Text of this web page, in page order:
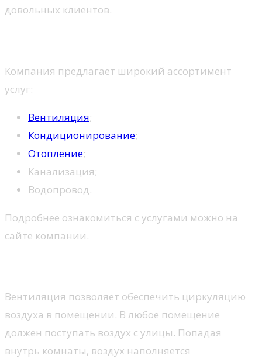
довольных клиентов.
Компания предлагает широкий ассортимент
услуг:
Вентиляция;
Кондиционирование;
Отопление;
Канализация;
Водопровод.
Подробнее ознакомиться с услугами можно на
сайте компании.
Вентиляция позволяет обеспечить циркуляцию
воздуха в помещении. В любое помещение
должен поступать воздух с улицы. Попадая
внутрь комнаты, воздух наполняется